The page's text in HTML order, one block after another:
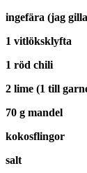
ingefära (jag
1 vitlöksklyfta
1 röd chili
2 lime (1 till
70 g mandel
kokosflingor
salt